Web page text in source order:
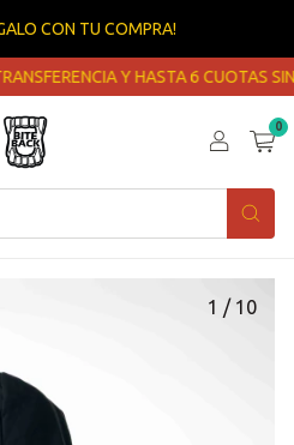
CON TU COMPRA!
Y HASTA 6 CUOTAS SIN
0
1 / 10